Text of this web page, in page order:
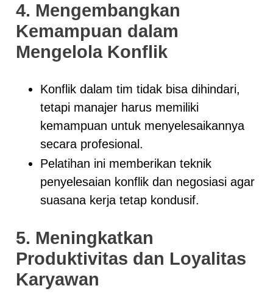
4. Mengembangkan
Kemampuan dalam
Mengelola Konflik
Konflik dalam tim tidak bisa dihindari,
tetapi manajer harus memiliki
kemampuan untuk menyelesaikannya
secara profesional.
Pelatihan ini memberikan teknik
penyelesaian konflik dan negosiasi agar
suasana kerja tetap kondusif.
5. Meningkatkan
Produktivitas dan Loyalitas
Karyawan